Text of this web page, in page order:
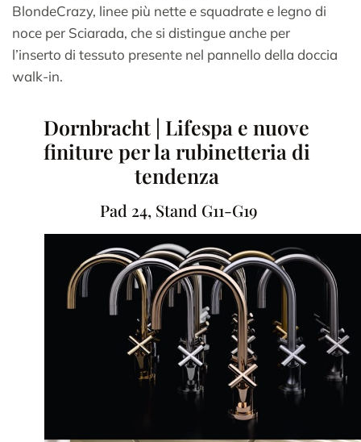
BlondeCrazy, linee più nette e squadrate e legno di
noce per Sciarada, che si distingue anche per
l’inserto di tessuto presente nel pannello della doccia
walk-in.
Dornbracht | Lifespa e nuove
finiture per la rubinetteria di
tendenza
Pad 24, Stand G11-G19